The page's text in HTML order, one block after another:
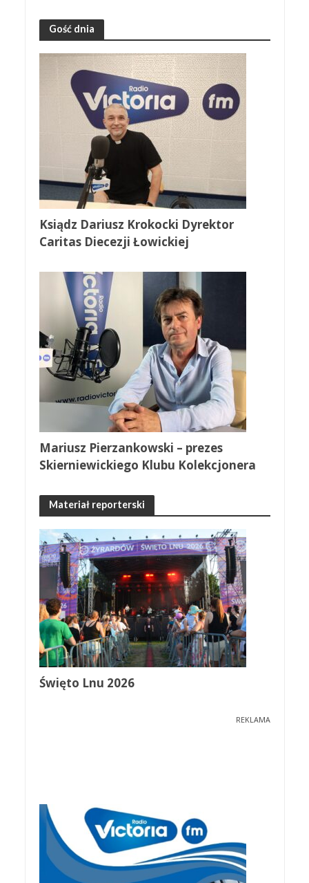
Gość dnia
Ksiądz Dariusz Krokocki Dyrektor
Caritas Diecezji Łowickiej
Mariusz Pierzankowski – prezes
Skierniewickiego Klubu Kolekcjonera
Materiał reporterski
Święto Lnu 2026
REKLAMA